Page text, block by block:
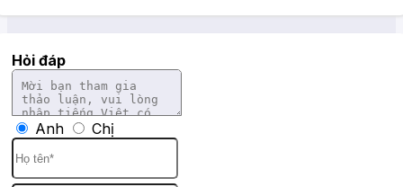
Hỏi đáp
Anh Chị